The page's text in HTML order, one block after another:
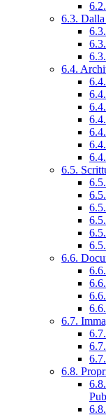
6.3.
6.4.
6.5.
6.6.
6.7.
6.8.